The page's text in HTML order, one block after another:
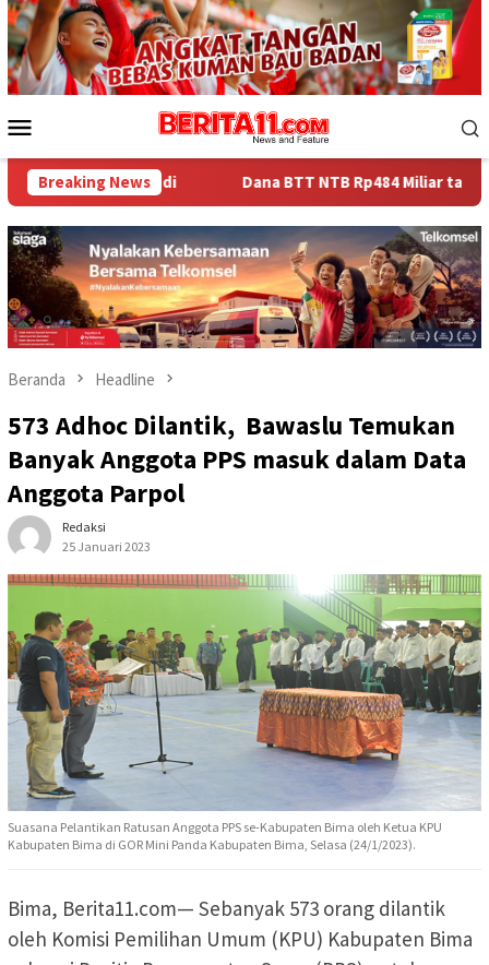
Loncat
ke
konten
Mobile
Breaking NewsDana BTT NTB Rp484 Miliar tak Muncul dalam
Beranda Headline
573 Adhoc Dilantik, Bawaslu Temukan
Banyak Anggota PPS masuk dalam Data
Anggota Parpol
Redaksi
25 Januari 2023
Suasana Pelantikan Ratusan Anggota PPS se-Kabupaten Bima oleh Ketua KPU
Kabupaten Bima di GOR Mini Panda Kabupaten Bima, Selasa (24/1/2023).
Bima, Berita11.com— Sebanyak 573 orang dilantik
oleh Komisi Pemilihan Umum (KPU) Kabupaten Bima